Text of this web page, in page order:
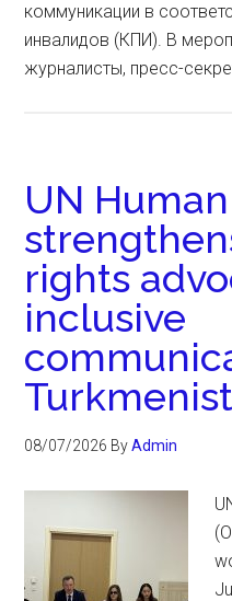
коммуникации в
инвалидов (КПИ). В
журналисты, пресс-
UN
rights
inclusive
08/07/2026 ByAdmin